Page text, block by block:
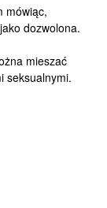
mówiąc,
dozwolona.
mieszać
seksualnymi.